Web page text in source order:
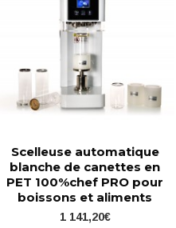
Scelleuse automatique
blanche de canettes en
PET 100%chef PRO pour
boissons et aliments
1 141,20€